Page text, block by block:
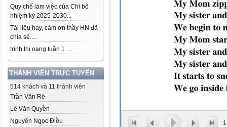
Quy chế làm việc của Chi bộ
nhiệm kỳ 2025-2030...
Tài liệu hay, cảm ơn thầy HN đã
chia sẻ....
trinh thi oang tuần 1 ...
THÀNH VIÊN TRỰC TUYẾN
514 khách và 11 thành viên
Trần Văn Rê
Lê Văn Quyền
Nguyên Ngọc Điều
1